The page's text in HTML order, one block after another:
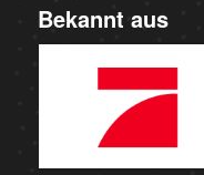
Bekannt aus